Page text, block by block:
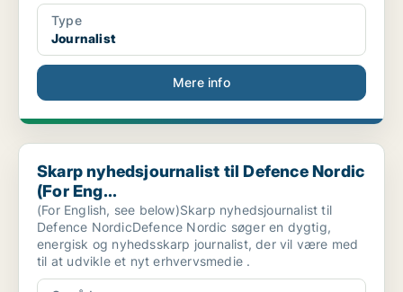
Type
Journalist
Mere info
Skarp nyhedsjournalist til Defence Nordic (For Eng...
Skarp nyhedsjournalist til Defence Nordic
(For Eng...
(For English, see below)Skarp nyhedsjournalist til
Defence NordicDefence Nordic søger en dygtig,
energisk og nyhedsskarp journalist, der vil være med
til at udvikle et nyt erhvervsmedie .